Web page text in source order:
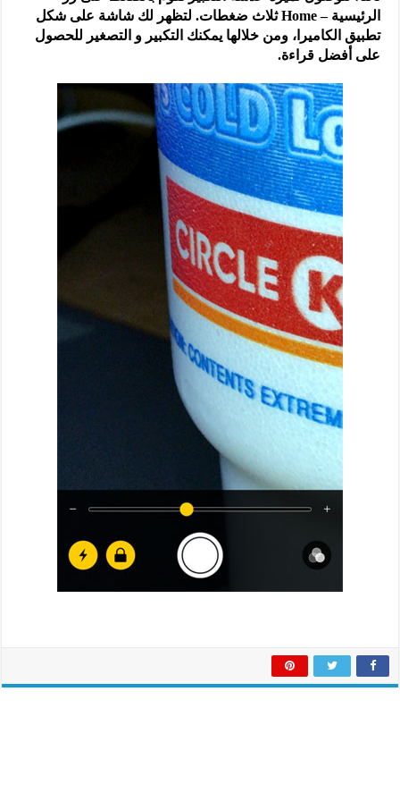
الرئيسية – Home ثلاث ضغطات. لتظهر لك شاشة على شكل
تطبيق الكاميرا، ومن خلالها يمكنك التكبير و التصغير للحصول
على أفضل قراءة.